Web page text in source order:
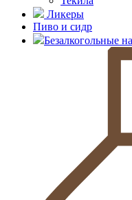
Ликеры
Пиво и сидр
Безалкогольные